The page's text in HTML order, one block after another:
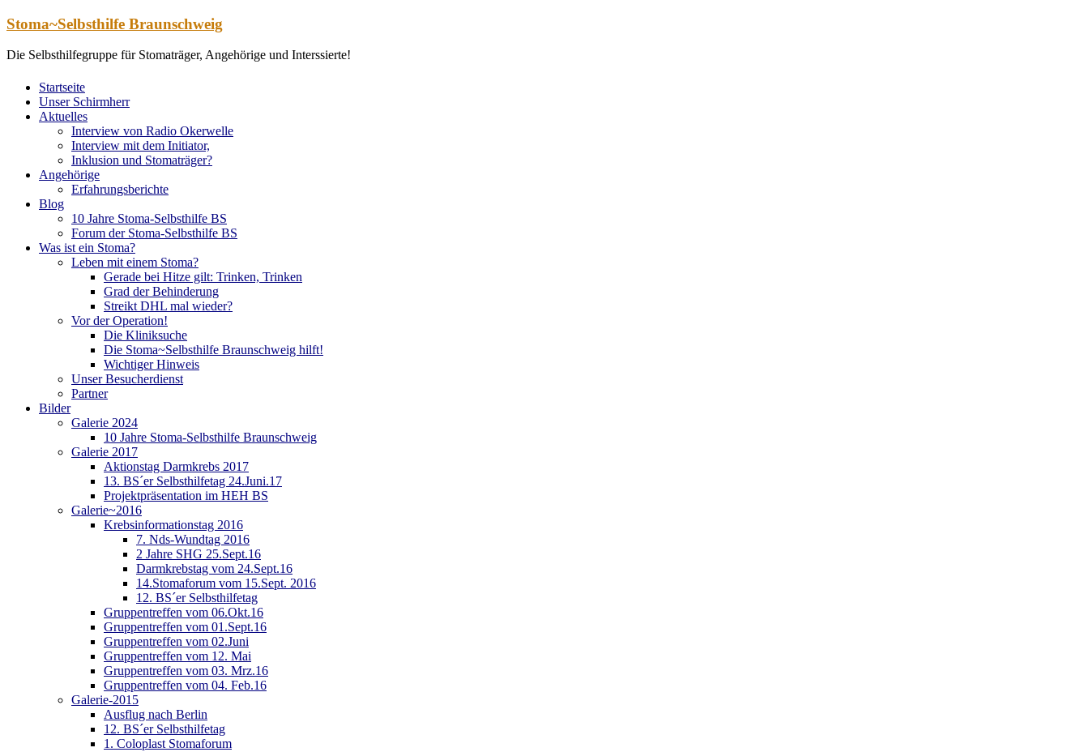
Zum
springen
Stoma~Selbsthilfe Braunschweig
Die Selbsthilfegruppe für Stomaträger, Angehörige und Interssierte!
Startseite
Unser Schirmherr
Aktuelles
Interview von Radio Okerwelle
Interview mit dem Initiator,
Inklusion und Stomaträger?
Angehörige
Erfahrungsberichte
Blog
10 Jahre Stoma-Selbsthilfe BS
Forum der Stoma-Selbsthilfe BS
Was ist ein Stoma?
Leben mit einem Stoma?
Gerade bei Hitze gilt: Trinken, Trinken
Grad der Behinderung
Streikt DHL mal wieder?
Vor der Operation!
Die Kliniksuche
Die Stoma~Selbsthilfe Braunschweig hilft!
Wichtiger Hinweis
Unser Besucherdienst
Partner
Bilder
Galerie 2024
10 Jahre Stoma-Selbsthilfe Braunschweig
Galerie 2017
Aktionstag Darmkrebs 2017
13. BS´er Selbsthilfetag 24.Juni.17
Projektpräsentation im HEH BS
Galerie~2016
Krebsinformationstag 2016
7. Nds-Wundtag 2016
2 Jahre SHG 25.Sept.16
Darmkrebstag vom 24.Sept.16
14.Stomaforum vom 15.Sept. 2016
12. BS´er Selbsthilfetag
Gruppentreffen vom 06.Okt.16
Gruppentreffen vom 01.Sept.16
Gruppentreffen vom 02.Juni
Gruppentreffen vom 12. Mai
Gruppentreffen vom 03. Mrz.16
Gruppentreffen vom 04. Feb.16
Galerie-2015
Ausflug nach Berlin
12. BS´er Selbsthilfetag
1. Coloplast Stomaforum